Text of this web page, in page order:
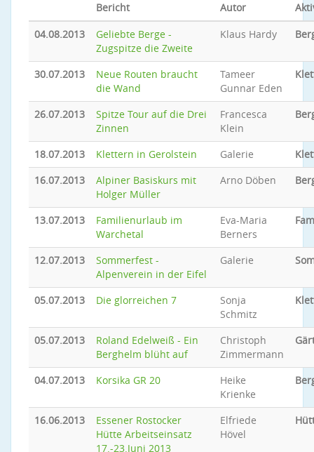
Bericht Autor
04.08.2013
Geliebte Berge -
Zugspitze die Zweite
Klaus Hardy
30.07.2013
Neue Routen braucht
die Wand
Tameer
Gunnar Eden
26.07.2013
Spitze Tour auf die Drei
Zinnen
Francesca
Klein
18.07.2013 Klettern in Gerolstein Galerie
16.07.2013
Alpiner Basiskurs mit
Holger Müller
Arno Döben
13.07.2013
Familienurlaub im
Warchetal
Eva-Maria
Berners
12.07.2013
Sommerfest -
Alpenverein in der Eifel
Galerie
05.07.2013 Die glorreichen 7
Sonja
Schmitz
05.07.2013
Roland Edelweiß - Ein
Berghelm blüht auf
Christoph
Zimmermann
04.07.2013 Korsika GR 20
Heike
Krienke
16.06.2013
Essener Rostocker
Hütte Arbeitseinsatz
17.-23.Juni 2013
Elfriede
Hövel